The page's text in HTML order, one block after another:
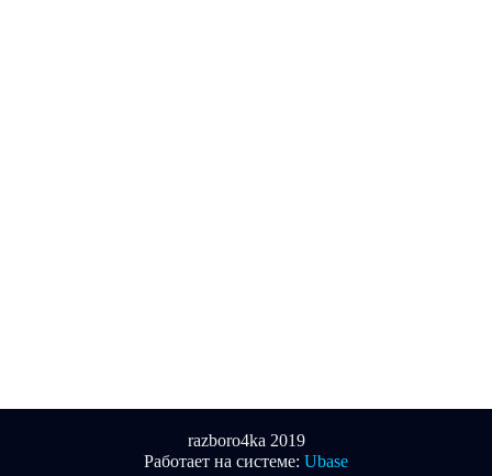
razboro4ka 2019
Работает на системе: Ubase